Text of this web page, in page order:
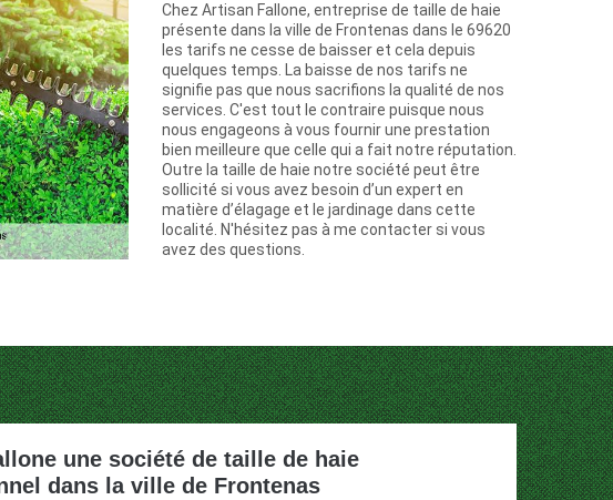
Chez Artisan Fallone, entreprise de taille de haie
présente dans la ville de Frontenas dans le 69620
les tarifs ne cesse de baisser et cela depuis
quelques temps. La baisse de nos tarifs ne
signifie pas que nous sacrifions la qualité de nos
services. C'est tout le contraire puisque nous
nous engageons à vous fournir une prestation
bien meilleure que celle qui a fait notre réputation.
Outre la taille de haie notre société peut être
sollicité si vous avez besoin d’un expert en
matière d’élagage et le jardinage dans cette
localité. N'hésitez pas à me contacter si vous
avez des questions.
une société de taille de haie
dans la ville de Frontenas